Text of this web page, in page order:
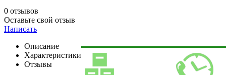
0 отзывов
Оставьте свой отзыв
Написать
Описание
Характеристики
Отзывы